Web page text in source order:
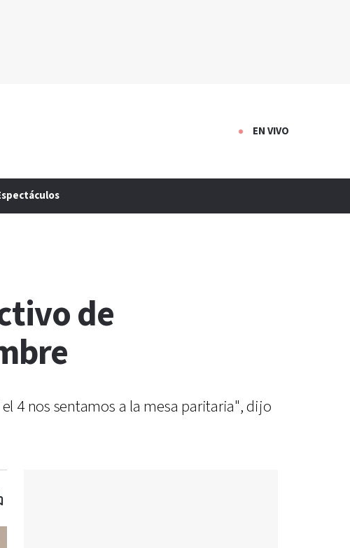
EN VIVO
de
4 nos sentamos a la mesa paritaria", dijo